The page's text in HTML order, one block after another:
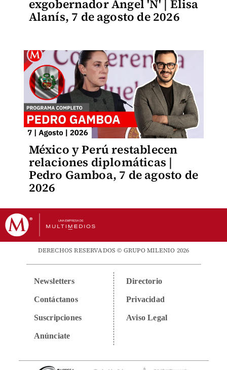
exgobernador Ángel 'N' | Elisa
Alanís, 7 de agosto de 2026
México y Perú restablecen
relaciones diplomáticas |
Pedro Gamboa, 7 de agosto de
2026
DERECHOS RESERVADOS © GRUPO MILENIO 2026
Newsletters
Contáctanos
Suscripciones
Anúnciate
Directorio
Privacidad
Aviso Legal